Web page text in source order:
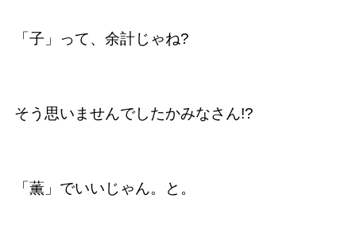
「子」って、余計じゃね?
そう思いませんでしたかみなさん!?
「薫」でいいじゃん。と。